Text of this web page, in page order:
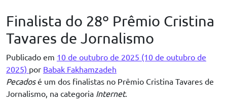
Finalista do 28º Prêmio Cristina
Tavares de Jornalismo
Publicado em 10 de outubro de 2025 (10 de outubro de
2025) por Babak Fakhamzadeh
Pecadosé um dos finalistas no Prêmio Cristina Tavares de
Jornalismo, na categoria Internet.